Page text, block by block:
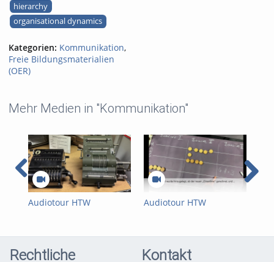
hierarchy
organisational dynamics
Kategorien: Kommunikation,
Freie Bildungsmaterialien
(OER)
Mehr Medien in "Kommunikation"
Audiotour HTW
Rechenmaschinen
Audiotour HTW
Rechtliche Kontakt